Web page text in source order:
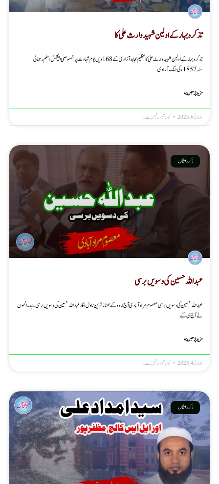
تذکرہ بہار کے اولین شہید وارث علی کا
تذکرہ بہار کے اولین شہید وارث علی کا عظیم مجاہد آزادی کے 168ویں یوم شہادت پر خصوصی پیشکش اسلم رحمانی
سنہ 1857ء کی جنگ آزادی
مزید پڑھیں »
جولائی 6, 2025 کوئی تبصرہ نہیں ہے۔
ذکر رفتگاں
عبداللہ حسین کی دسویں برسی
عبداللہ حسین کی دسویں برسی معصوم مرادآبادی آج اردو کے ممتاز ترین ناول نگار عبداللہ حسین کی دسویں برسی ہے۔ انھوں
نے آج ہی کے
مزید پڑھیں »
جولائی 4, 2025 کوئی تبصرہ نہیں ہے۔
ذکر رفتگاں